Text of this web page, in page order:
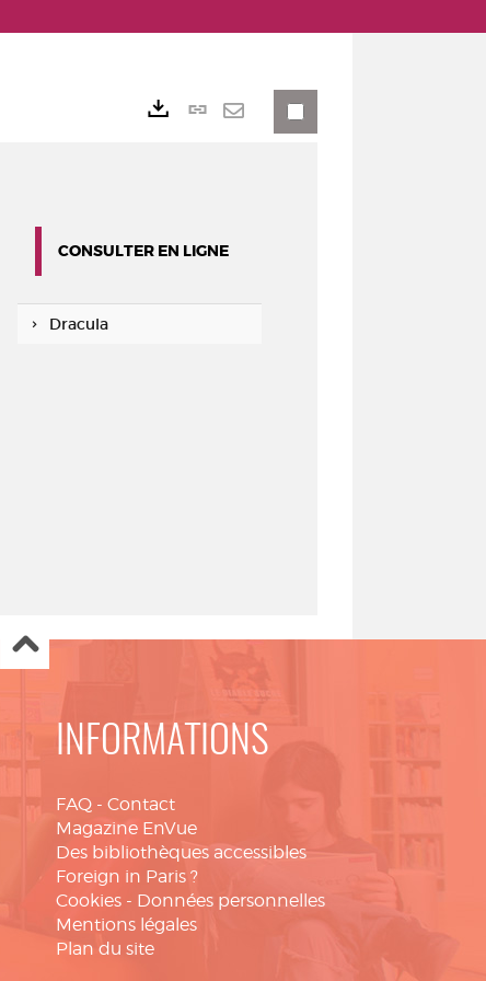
Lien
CONSULTER EN LIGNE
Dracula
INFORMATIONS
FAQ - Contact
Magazine EnVue
Des bibliothèques accessibles
Foreign in Paris ?
Cookies - Données personnelles
Mentions légales
Plan du site